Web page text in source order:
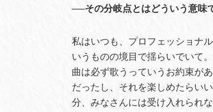
──その分岐点とはどういう意味
私はいつも、プロフェッショナ
いうものの境目で揺らいでいて
曲は必ず歌うっていうお約束が
だったし、それを楽しめたらい
分、みなさんには受け入れられ